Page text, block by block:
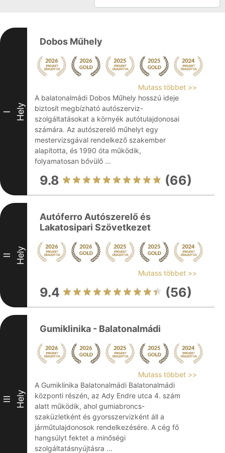
I Hely
Dobos Műhely
Mutass többet >>
A balatonalmádi Dobos Műhely hosszú ideje
biztosít megbízható autószerviz-
szolgáltatásokat a környék autótulajdonosai
számára. Az autószerelő műhelyt egy
mestervizsgával rendelkező szakember
alapította, és 1990 óta működik,
folyamatosan bővülő ...
9.8 (66)
II Hely
Autóferro Autószerelő és
Lakatosipari Szövetkezet
Mutass többet >>
9.4 (56)
III Hely
Gumiklinika - Balatonalmádi
Mutass többet >>
A Gumiklinika Balatonalmádi Balatonalmádi
központi részén, az Ady Endre utca 4. szám
alatt működik, ahol gumiabroncs-
szaküzletként és gyorsszervizként áll a
járműtulajdonosok rendelkezésére. A cég fő
hangsúlyt fektet a minőségi
szolgáltatásnyújtásra ...